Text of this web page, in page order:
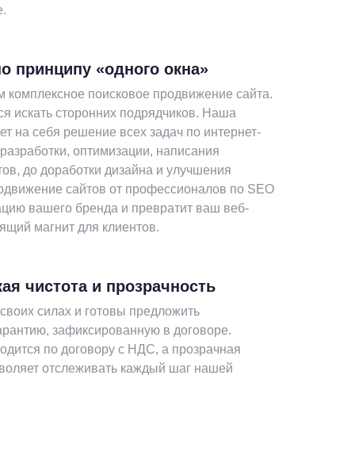
принципу «одного окна»
поисковое продвижение сайта.
искать сторонних подрядчиков. Наша
на себя решение всех задач по интернет-
оптимизации, написания
до доработки дизайна и улучшения
сайтов от профессионалов по SEO
вашего бренда и превратит ваш веб-
магнит для клиентов.
чистота и прозрачность
силах и готовы предложить
зафиксированную в договоре.
по договору с НДС, а прозрачная
отслеживать каждый шаг нашей